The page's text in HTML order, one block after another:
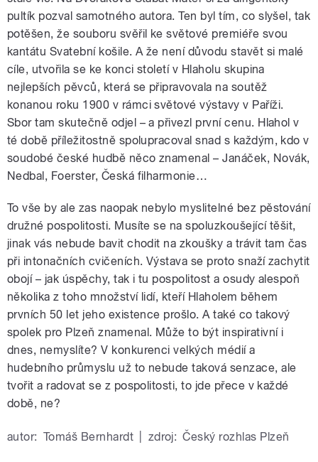
pultík pozval samotného autora. Ten byl tím, co slyšel, tak
potěšen, že souboru svěřil ke světové premiéře svou
kantátu Svatební košile. A že není důvodu stavět si malé
cíle, utvořila se ke konci století v Hlaholu skupina
nejlepších pěvců, která se připravovala na soutěž
konanou roku 1900 v rámci světové výstavy v Paříži.
Sbor tam skutečně odjel – a přivezl první cenu. Hlahol v
té době příležitostně spolupracoval snad s každým, kdo v
soudobé české hudbě něco znamenal – Janáček, Novák,
Nedbal, Foerster, Česká filharmonie…
To vše by ale zas naopak nebylo myslitelné bez pěstování
družné pospolitosti. Musíte se na spoluzkoušející těšit,
jinak vás nebude bavit chodit na zkoušky a trávit tam čas
při intonačních cvičeních. Výstava se proto snaží zachytit
obojí – jak úspěchy, tak i tu pospolitost a osudy alespoň
několika z toho množství lidí, kteří Hlaholem během
prvních 50 let jeho existence prošlo. A také co takový
spolek pro Plzeň znamenal. Může to být inspirativní i
dnes, nemyslíte? V konkurenci velkých médií a
hudebního průmyslu už to nebude taková senzace, ale
tvořit a radovat se z pospolitosti, to jde přece v každé
době, ne?
autor: Tomáš Bernhardt zdroj: Český rozhlas Plzeň